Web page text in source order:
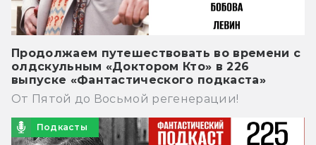
Продолжаем путешествовать во времени с
олдскульным «Доктором Кто» в 226
выпуске «Фантастического подкаста»
От Пятой до Восьмой регенерации!
Подкасты